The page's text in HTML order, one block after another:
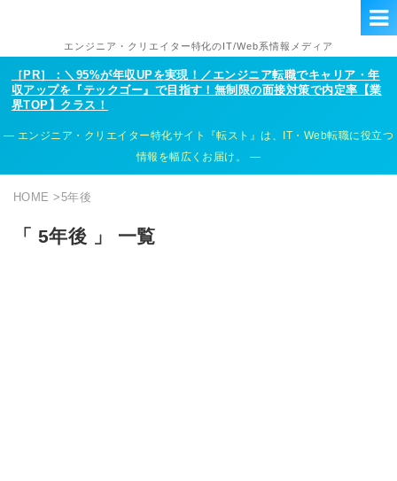
エンジニア・クリエイター特化のIT/Web系情報メディア
［PR］：＼95%が年収UPを実現！／エンジニア転職でキャリア・年
収アップを『テックゴー』で目指す！無制限の面接対策で内定率【業
界TOP】クラス！
エンジニア・クリエイター特化サイト『転スト』は、IT・Web転職に役立つ
情報を幅広くお届け。
HOME >5年後
「 5年後 」 一覧